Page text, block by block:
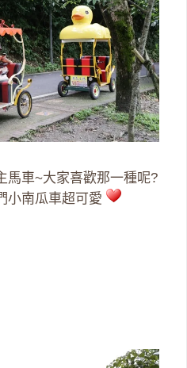
馬車~大家喜歡那一種呢?
小南瓜車超可愛